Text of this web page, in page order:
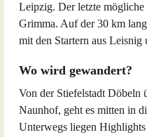
Leipzig. Der letzte
Grimma. Auf der 30 km
mit den Startern aus Leisnig
Wo wird gewandert?
Von der Stiefelstadt Döbeln
Naunhof, geht es mitten in
Unterwegs liegen